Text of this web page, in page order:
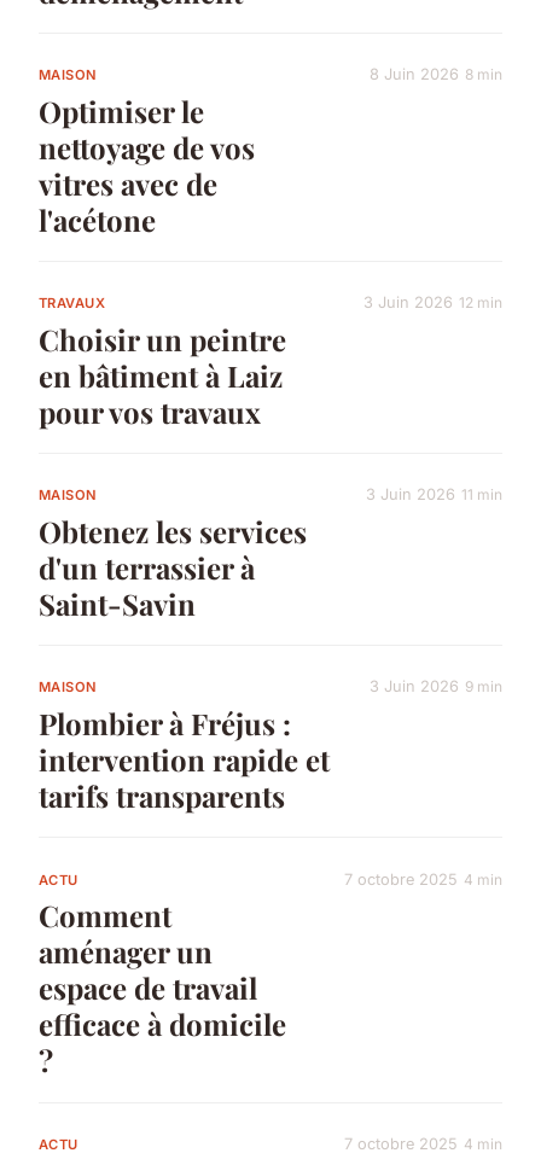
MAISON
Optimiser le
nettoyage de vos
vitres avec de
l'acétone
8 Juin 2026 8 min
TRAVAUX
Choisir un peintre
en bâtiment à Laiz
pour vos travaux
3 Juin 2026 12 min
MAISON
Obtenez les services
d'un terrassier à
Saint-Savin
3 Juin 2026 11 min
MAISON
Plombier à Fréjus :
intervention rapide et
tarifs transparents
3 Juin 2026 9 min
ACTU
Comment
aménager un
espace de travail
efficace à domicile
?
7 octobre 2025 4 min
ACTU 7 octobre 2025 4 min